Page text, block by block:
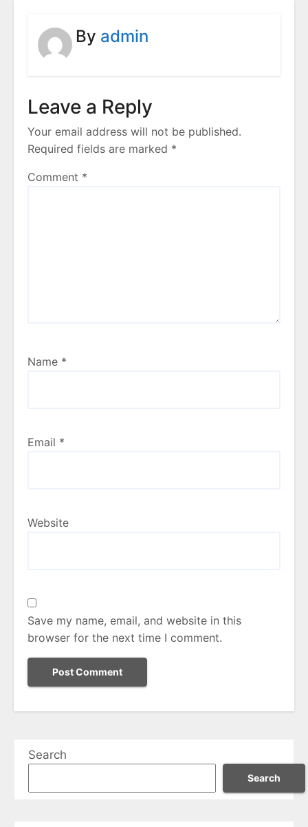
By admin
Leave a Reply
Your email address will not be published.
Required fields are marked *
Comment *
Name *
Email *
Website
Save my name, email, and website in this
browser for the next time I comment.
Search
Search